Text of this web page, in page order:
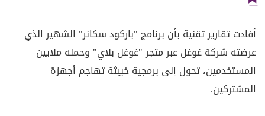
أفادت تقارير تقنية بأن برنامج "باركود سكانر" الشهير الذي
عرضته شركة غوغل عبر متجر "غوغل بلاي" وحمله ملايين
المستخدمين، تحول إلى برمجية خبيثة تهاجم أجهزة
المشتركين.